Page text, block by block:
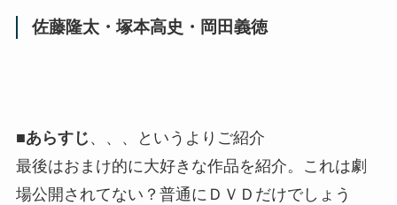
佐藤隆太・塚本高史・岡田義徳
■あらすじ 、、、というよりご紹介
最後はおまけ的に大好きな作品を紹介。これは劇
場公開されてない？普通にＤＶＤだけでしょう